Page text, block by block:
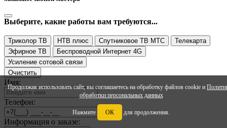
Продолжая использовать сайт, вы соглашаетесь на обработку файлов cookie и
обработки персональных данных
Нажмите ОК для продолжения.
Выберите, какие работы вам требуются...
Триколор ТВ НТВ плюс Спутниковое ТВ МТС
Телекарта
Эфирное ТВ
Беспроводной Интернет 4G
Усиление сотовой связи
Очистить
Имя:
Телефон:
Информация о заказе: